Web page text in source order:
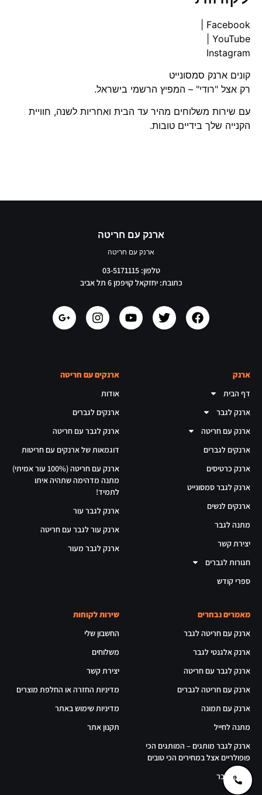
Facebook
YouTube
Instagram
קונים ארנק סמסונייט
רק אצל "רודי" – המפיץ הרשמי בישראל.
עם שירות משלוחים מהיר עד הבית ואחריות לשנה, חוויית
הקנייה שלך בידיים טובות.
ארנק עם חריטה
ארנק עם חריטה
טלפון: 03-5171115
כתובת: יחזקאל קויפמן 6 תל אביב
ארנק
דף הבית
ארנק לגבר
ארנק עם חריטה
ארנקים לגברים
ארנק כרטיסים
ארנק לגבר סמסונייט
ארנקים לנשים
מתנה לגבר
יצירת קשר
חגורות לגברים
ספרי קודש
ארנקים עם חריטה
אודות
ארנקים לגברים
ארנק לגבר עם חריטה
דוגמאות של ארנקים עם חריטות
ארנק עם חריטה (100% עור אמיתי)
מתנה מדהימה שתהיה איתו
לתמיד!
ארנק לגבר עור
ארנק עור לגבר עם חריטה
ארנק לגבר מעור
מאמרים נבחרים
ארנק עם חריטה לגבר
ארנק אלגנטי לגבר
ארנק לגבר עם חריטה
ארנק עם חריטה לגברים
ארנק עם תמונה
מתנה לחייל
ארנק לגבר מותגים – המותגים הכי
פופולריים אצל במחירים הכי טובים
ארנק לגבר
שירות לקוחות
החשבון שלי
משלוחים
יצירת קשר
מדיניות החזרה או החלפת מוצרים
מדיניות שימוש באתר
תקנון אתר